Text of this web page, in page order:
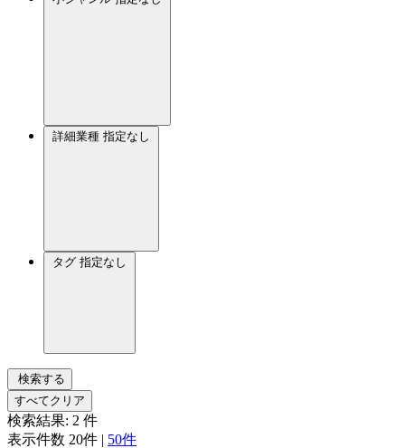
詳細業種 指定なし
タグ 指定なし
検索する
すべてクリア
検索結果: 2 件
表示件数 20件 | 50件